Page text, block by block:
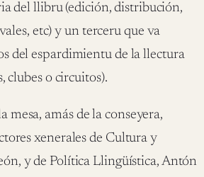
del llibru (edición, distribución,
etc) y un terceru que va
del espardimientu de la llectura
clubes o circuitos).
mesa, amás de la conseyera,
xenerales de Cultura y
y de Política Llingüística, Antón